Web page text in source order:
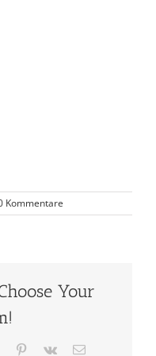
Kommentare
Your
Tumblr Pinterest
Vk
E-